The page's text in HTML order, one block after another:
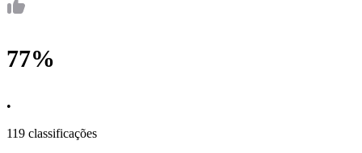
77%
•
119 classificações